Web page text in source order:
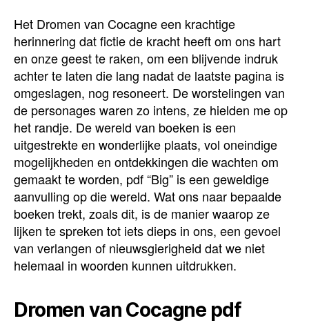
Het Dromen van Cocagne een krachtige
herinnering dat fictie de kracht heeft om ons hart
en onze geest te raken, om een blijvende indruk
achter te laten die lang nadat de laatste pagina is
omgeslagen, nog resoneert. De worstelingen van
de personages waren zo intens, ze hielden me op
het randje. De wereld van boeken is een
uitgestrekte en wonderlijke plaats, vol oneindige
mogelijkheden en ontdekkingen die wachten om
gemaakt te worden, pdf “Big” is een geweldige
aanvulling op die wereld. Wat ons naar bepaalde
boeken trekt, zoals dit, is de manier waarop ze
lijken te spreken tot iets dieps in ons, een gevoel
van verlangen of nieuwsgierigheid dat we niet
helemaal in woorden kunnen uitdrukken.
Dromen van Cocagne pdf